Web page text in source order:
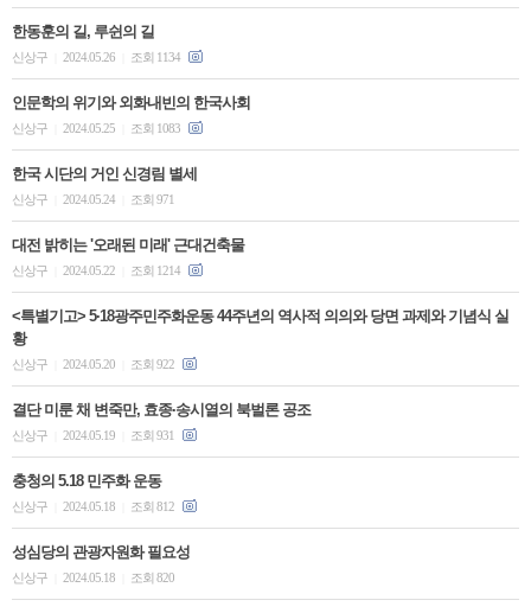
한동훈의 길, 루쉰의 길
신상구 2024.05.26 조회 1134
인문학의 위기와 외화내빈의 한국사회
신상구 2024.05.25 조회 1083
한국 시단의 거인 신경림 별세
신상구 2024.05.24 조회 971
대전 밝히는 '오래된 미래' 근대건축물
신상구 2024.05.22 조회 1214
<특별기고> 5·18광주민주화운동 44주년의 역사적 의의와 당면 과제와 기념식 실
황
신상구 2024.05.20 조회 922
결단 미룬 채 변죽만, 효종·송시열의 북벌론 공조
신상구 2024.05.19 조회 931
충청의 5.18 민주화 운동
신상구 2024.05.18 조회 812
성심당의 관광자원화 필요성
신상구 2024.05.18 조회 820